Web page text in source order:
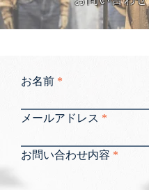
お名前
メールアドレス
お問い合わせ内容